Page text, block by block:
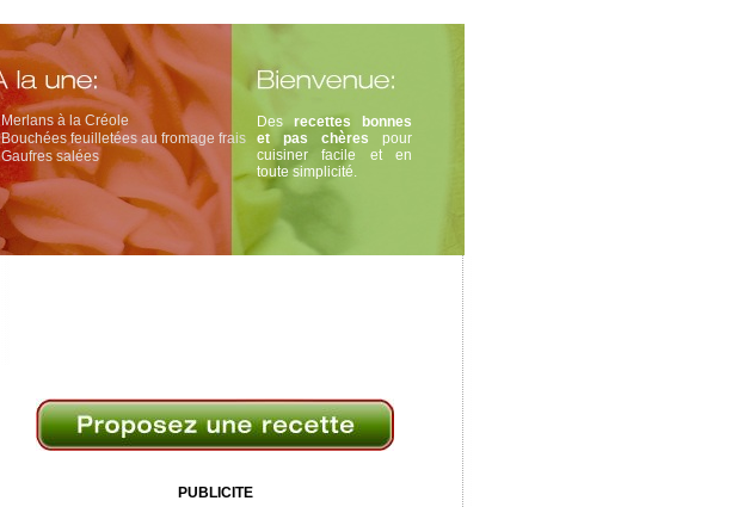
Des recettes bonnes
et pas chères pour
cuisiner facile et en
toute simplicité.
Merlans à la Créole
Bouchées feuilletées au fromage frais
Gaufres salées
PUBLICITE